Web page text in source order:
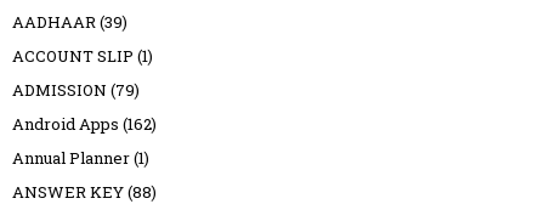
AADHAAR(39)
ACCOUNT SLIP (1)
ADMISSION (79)
Android Apps (162)
Annual Planner(1)
ANSWER KEY(88)